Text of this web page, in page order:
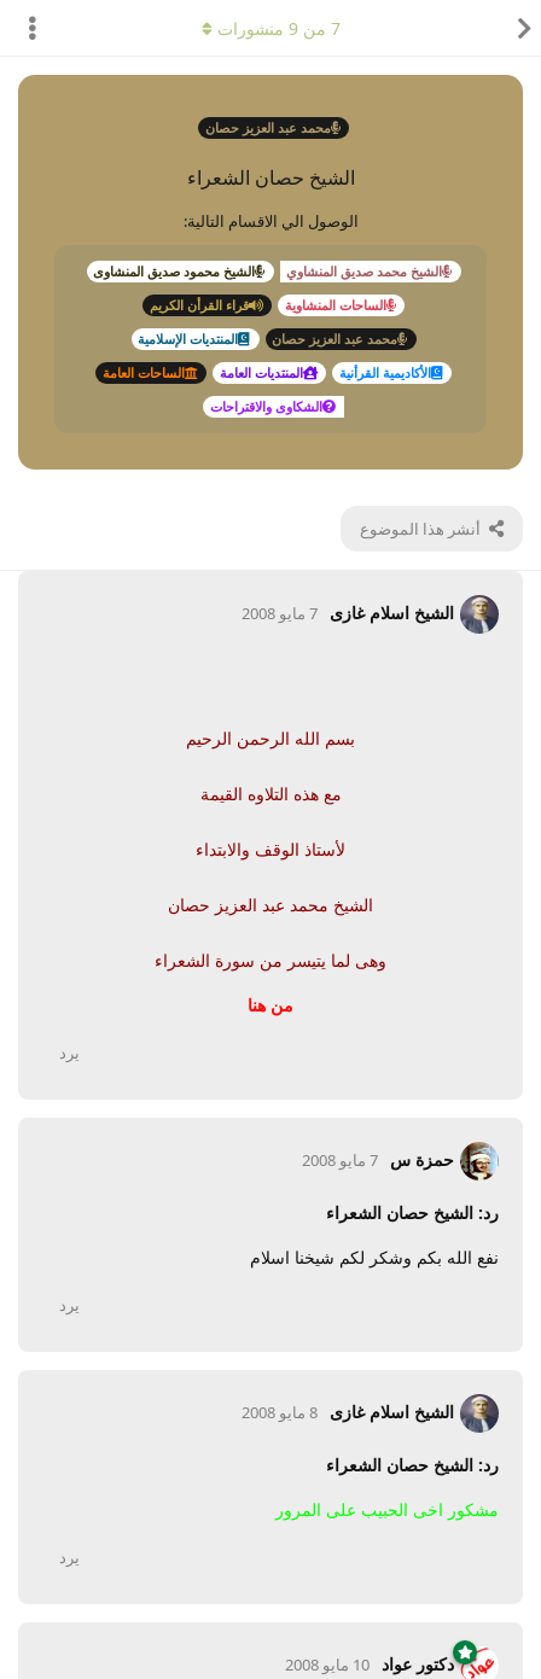
محمد عبد العزيز حصان
الشيخ حصان الشعراء
الوصول الي الاقسام التالية:
الشيخ محمد صديق المنشاوي
الشيخ محمود صديق المنشاوى
الساحات المنشاوية
قراء القرأن الكريم
محمد عبد العزيز حصان
المنتديات الإسلامية
الأكاديمية القرأنية
المنتديات العامة
الساحات العامة
الشكاوى والاقتراحات
أنشر هذا الموضوع
7 من9 منشورات
الشيخ اسلام غازى 7 مايو 2008
بسم الله الرحمن الرحيم
مع هذه التلاوه القيمة
لأستاذ الوقف والابتداء
الشيخ محمد عبد العزيز حصان
وهى لما يتيسر من سورة الشعراء
من هنا
يرد
حمزة س 7 مايو 2008
رد: الشيخ حصان الشعراء
نفع الله بكم وشكر لكم شيخنا اسلام
يرد
الشيخ اسلام غازى 8 مايو 2008
رد: الشيخ حصان الشعراء
مشكور اخى الحبيب على المرور
يرد
دكتور عواد 10 مايو 2008